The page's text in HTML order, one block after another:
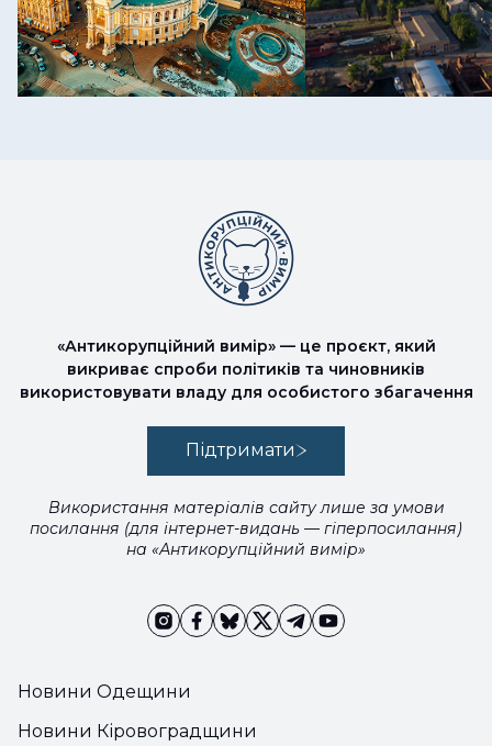
Новини Одещини
Новини Кіровоградщини
«Антикорупційний вимір» — це проєкт, який
викриває спроби політиків та чиновників
використовувати владу для особистого збагачення
Підтримати
Використання матеріалів сайту лише за умови
посилання (для інтернет-видань — гіперпосилання)
на «Антикорупційний вимір»